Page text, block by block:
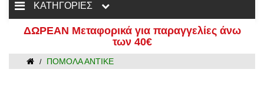
ΚΑΤΗΓΟΡΙΕΣ
ΔΩΡΕΑΝ Μεταφορικά για παραγγελίες άνω
των 40€
ΠΟΜΟΛΑ ΑΝΤΙΚΕ